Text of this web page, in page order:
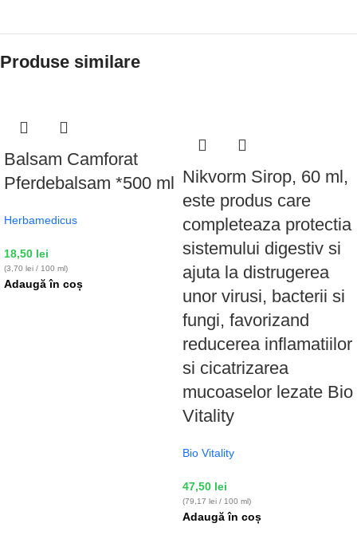
Produse similare
Balsam Camforat
Pferdebalsam *500 ml
Herbamedicus
18,50 lei
(3,70 lei / 100 ml)
Adaugă în coș
Nikvorm Sirop, 60 ml,
este produs care
completeaza protectia
sistemului digestiv si
ajuta la distrugerea
unor virusi, bacterii si
fungi, favorizand
reducerea inflamatiilor
si cicatrizarea
mucoaselor lezate Bio
Vitality
Bio Vitality
47,50 lei
(79,17 lei / 100 ml)
Adaugă în coș